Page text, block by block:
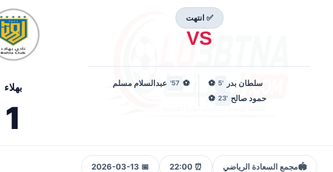
✅ انتهت
VS
سلطان بدر '5
⚽
حمود صالح '23
⚽
⚽
57' عبدالسلام مسلم بهلاء
1
🏟️مجمع السعادة الرياضي ⏰ 22:00
📅 2026-03-13